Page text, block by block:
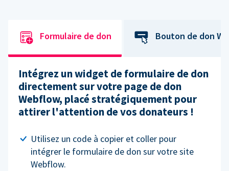
Formulaire de don Bouton de don
Intégrez un widget de formulaire de don
directement sur votre page de don
Webflow, placé stratégiquement pour
attirer l'attention de vos donateurs !
Utilisez un code à copier et coller pour
intégrer le formulaire de don sur votre site
Webflow.